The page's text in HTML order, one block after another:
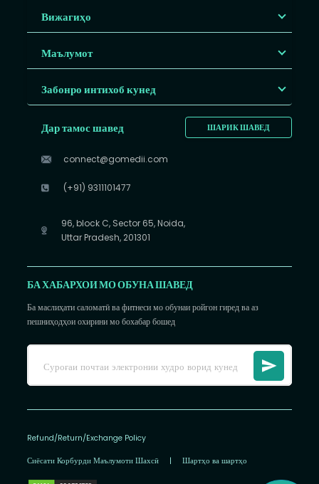
Вижагиҳо
Маълумот
Забонро интихоб кунед
ШАРИК ШАВЕД
Дар тамос шавед
connect@gomedii.com
(+91) 9311101477
96, block C, Sector 65, Noida,
Uttar Pradesh, 201301
БА ХАБАРХОИ МО ОБУНА ШАВЕД
Ба маслиҳати саломатӣ ва фитнеси мо обунаи ройгон гиред ва аз
пешниҳодҳои охирини мо бохабар бошед
Refund/Return/Exchange Policy
Сиёсати Корбурди Маълумоти Шахсӣ | Шартҳо ва шартҳо